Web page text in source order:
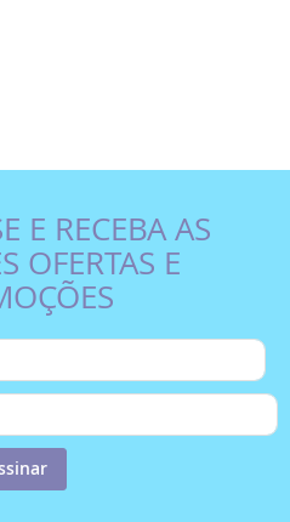
E RECEBA AS
OFERTAS E